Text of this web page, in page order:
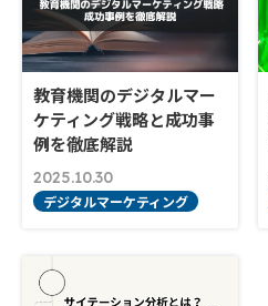
教育機関のデジタルマー
ケティング戦略と成功事
例を徹底解説
2025.10.30
デジタルマーケティング